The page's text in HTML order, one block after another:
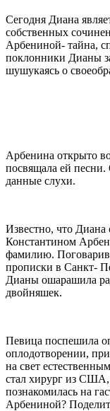
Сегодня Диана
собственных
Арбениной- тайна,
поклонники Дианы
шушукаясь о
Арбенина открыто
посвящала ей
данные слухи.
Известно, что Диана
Константином
фамилию.
прописки в Санкт-
Дианы ошарашила
двойняшек.
Певица поспешила
оплодотворении,
на свет
стал хирург из США,
познакомилась на
Арбениной?